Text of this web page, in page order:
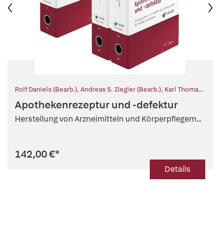
Rolf Daniels (Bearb.), Andreas S. Ziegler (Bearb.), Karl Thoma
Diedrich (Mitarb.),Helmut Hehenberger (Mitarb.),Gerd Kutz
(Mitarb.),Martin Maus (Mitarb.),Birgid Merk (Mitarb.),Dörthe
Pohlmann (Mitarb.)
Viktor Wiebe (Mitarb.)
Apothekenrezeptur und -defektur
Herstellung von Arzneimitteln und Körperpflegem...
142,00 €*
Details